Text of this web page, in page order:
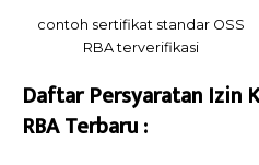
contoh sertifikat standar OSS
RBA terverifikasi
Daftar Persyaratan Izin
RBA Terbaru :